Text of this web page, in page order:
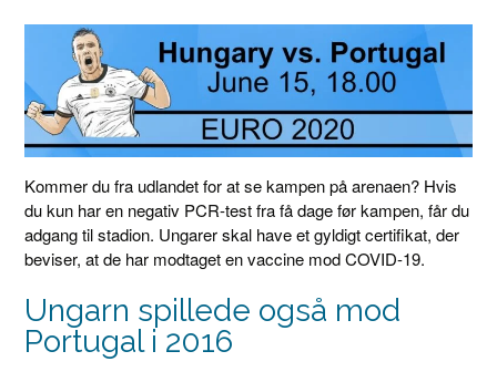
Kommer du fra udlandet for at se kampen på arenaen? Hvis
du kun har en negativ PCR-test fra få dage før kampen, får du
adgang til stadion. Ungarer skal have et gyldigt certifikat, der
beviser, at de har modtaget en vaccine mod COVID-19.
Ungarn spillede også mod
Portugal i 2016